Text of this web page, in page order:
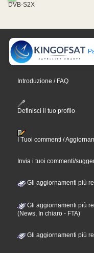
DVB-S2X
Introduzione / FAQ
Definisci il tuo profilo
I Tuoi commenti /
Invia i tuoi commenti/
Gli aggiornamenti più
Gli aggiornamenti più
(News, In chiaro - FTA)
Gli aggiornamenti più